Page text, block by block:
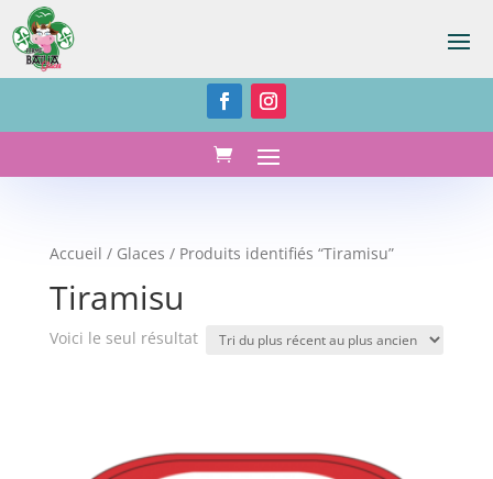
Accueil / Glaces / Produits identifiés “Tiramisu”
Tiramisu
Voici le seul résultat